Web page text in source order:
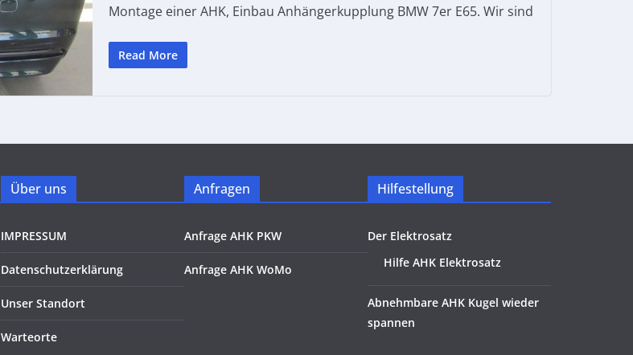
Montage einer AHK, Einbau Anhängerkupplung BMW 7er E65. Wir sind
Read More
Über uns
IMPRESSUM
Datenschutzerklärung
Unser Standort
Warteorte
Anfragen
Anfrage AHK PKW
Anfrage AHK WoMo
Hilfestellung
Der Elektrosatz
Hilfe AHK Elektrosatz
Abnehmbare AHK Kugel wieder
spannen